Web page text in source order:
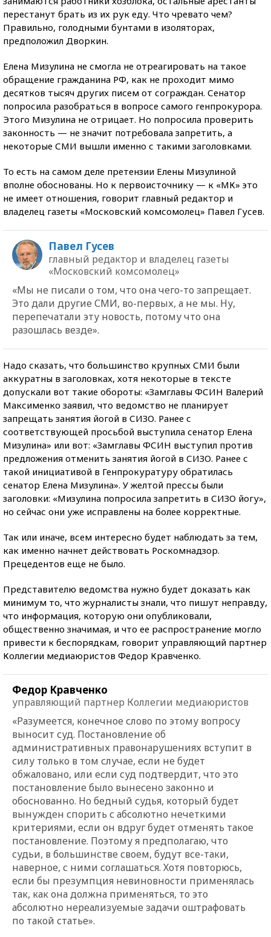
перестанут брать из их рук еду. Что чревато чем?
Правильно, голодными бунтами в изоляторах,
предположил Дворкин.
Елена Мизулина не смогла не отреагировать на такое
обращение гражданина РФ, как не проходит мимо
десятков тысяч других писем от сограждан. Сенатор
попросила разобраться в вопросе самого генпрокурора.
Этого Мизулина не отрицает. Но попросила проверить
законность — не значит потребовала запретить, а
некоторые СМИ вышли именно с такими заголовками.
То есть на самом деле претензии Елены Мизулиной
вполне обоснованы. Но к первоисточнику — к «МК» это
не имеет отношения, говорит главный редактор и
владелец газеты «Московский комсомолец» Павел Гусев.
Павел Гусев
главный редактор и владелец газеты
«Московский комсомолец»
«Мы не писали о том, что она чего-то запрещает.
Это дали другие СМИ, во-первых, а не мы. Ну,
перепечатали эту новость, потому что она
разошлась везде».
Надо сказать, что большинство крупных СМИ были
аккуратны в заголовках, хотя некоторые в тексте
допускали вот такие обороты: «Замглавы ФСИН Валерий
Максименко заявил, что ведомство не планирует
запрещать занятия йогой в СИЗО. Ранее с
соответствующей просьбой выступила сенатор Елена
Мизулина» или вот: «Замглавы ФСИН выступил против
предложения отменить занятия йогой в СИЗО. Ранее с
такой инициативой в Генпрокуратуру обратилась
сенатор Елена Мизулина». У желтой прессы были
заголовки: «Мизулина попросила запретить в СИЗО йогу»,
но сейчас они уже исправлены на более корректные.
Так или иначе, всем интересно будет наблюдать за тем,
как именно начнет действовать Роскомнадзор.
Прецедентов еще не было.
Представителю ведомства нужно будет доказать как
минимум то, что журналисты знали, что пишут неправду,
что информация, которую они опубликовали,
общественно значимая, и что ее распространение могло
привести к беспорядкам, говорит управляющий партнер
Коллегии медиаюристов Федор Кравченко.
Федор Кравченко
управляющий партнер Коллегии медиаюристов
«Разумеется, конечное слово по этому вопросу
выносит суд. Постановление об
административных правонарушениях вступит в
силу только в том случае, если не будет
обжаловано, или если суд подтвердит, что это
постановление было вынесено законно и
обоснованно. Но бедный судья, который будет
вынужден спорить с абсолютно нечеткими
критериями, если он вдруг будет отменять такое
постановление. Поэтому я предполагаю, что
судьи, в большинстве своем, будут все-таки,
наверное, с ними соглашаться. Хотя повторюсь,
если бы презумпция невиновности применялась
так, как она должна применяться, то это
абсолютно нереализуемые задачи оштрафовать
по такой статье».